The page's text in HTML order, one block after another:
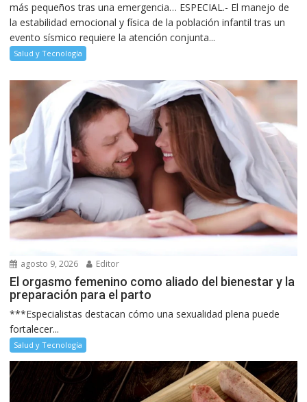
más pequeños tras una emergencia… ESPECIAL.- El manejo de
la estabilidad emocional y física de la población infantil tras un
evento sísmico requiere la atención conjunta...
Salud y Tecnología
agosto 9, 2026 Editor
El orgasmo femenino como aliado del bienestar y la
preparación para el parto
***Especialistas destacan cómo una sexualidad plena puede
fortalecer...
Salud y Tecnología